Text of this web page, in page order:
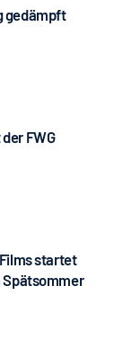
gedämpft
FWG
startet
Spätsommer